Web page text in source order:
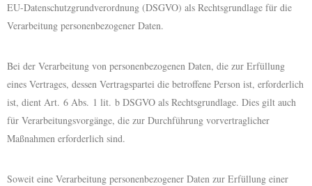
EU-Datenschutzgrundverordnung (DSGVO) als Rechtsgrundlage für die
Verarbeitung personenbezogener Daten.
Bei der Verarbeitung von personenbezogenen Daten, die zur Erfüllung
eines Vertrages, dessen Vertragspartei die betroffene Person ist, erforderlich
ist, dient Art. 6 Abs. 1 lit. b DSGVO als Rechtsgrundlage. Dies gilt auch
für Verarbeitungsvorgänge, die zur Durchführung vorvertraglicher
Maßnahmen erforderlich sind.
Soweit eine Verarbeitung personenbezogener Daten zur Erfüllung einer